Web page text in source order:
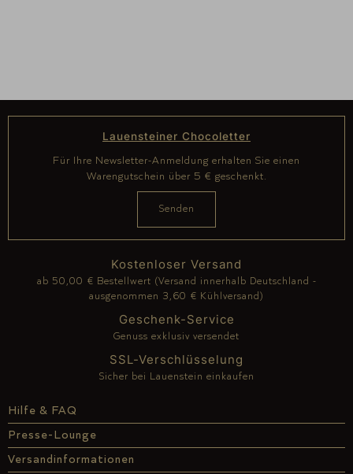
Hilfe & FAQ
Presse-Lounge
Versandinformationen
Kostenloser Versand
ab 50,00 € Bestellwert (Versand innerhalb Deutschland -
ausgenommen 3,60 € Kühlversand)
Geschenk-Service
Genuss exklusiv versendet
SSL-Verschlüsselung
Sicher bei Lauenstein einkaufen
Lauensteiner Chocoletter
Für Ihre Newsletter-Anmeldung erhalten Sie einen
Warengutschein über 5 € geschenkt.